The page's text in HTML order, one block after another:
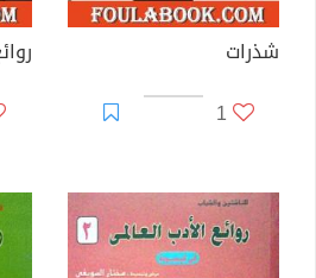
شذرات
1